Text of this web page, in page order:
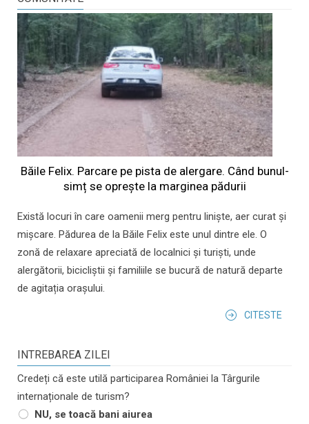
Băile Felix. Parcare pe pista de alergare. Când bunul-
simț se oprește la marginea pădurii
Există locuri în care oamenii merg pentru liniște, aer curat și
mișcare. Pădurea de la Băile Felix este unul dintre ele. O
zonă de relaxare apreciată de localnici și turiști, unde
alergătorii, bicicliștii și familiile se bucură de natură departe
de agitația orașului.
CITESTE
INTREBAREA ZILEI
Credeți că este utilă participarea României la Târgurile
internaționale de turism?
NU, se toacă bani aiurea